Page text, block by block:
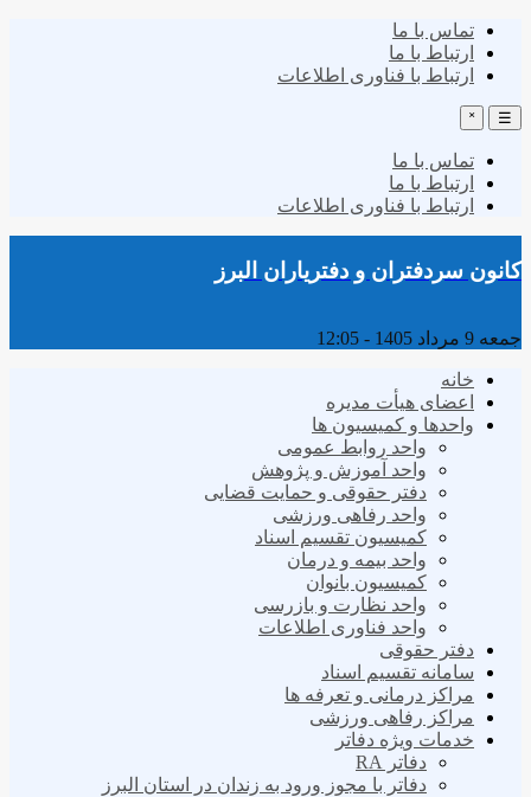
تماس با ما
ارتباط با ما
ارتباط با فناوری اطلاعات
☰
˟
تماس با ما
ارتباط با ما
ارتباط با فناوری اطلاعات
کانون سردفتران و دفتریاران البرز
جمعه 9 مرداد 1405 - 12:05
خانه
اعضای هیأت مدیره
واحدها و کمیسیون ها
واحد روابط عمومی
واحد آموزش و پژوهش
دفتر حقوقی و حمایت قضایی
واحد رفاهی ورزشی
کمیسیون تقسیم اسناد
واحد بیمه و درمان
کمیسیون بانوان
واحد نظارت و بازرسی
واحد فناوری اطلاعات
دفتر حقوقی
سامانه تقسیم اسناد
مراکز درمانی و تعرفه ها
مراکز رفاهی ورزشی
خدمات ویژه دفاتر
دفاتر RA
دفاتر با مجوز ورود به زندان در استان البرز